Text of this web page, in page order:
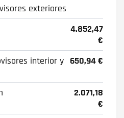
exteriores
4.852,47
€
interior y 650,94 €
2.071,18
€